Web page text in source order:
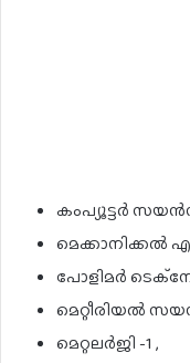
കംപ്യൂട്ടർ
മെക്കാനിക്കൽ
പോളിമർ
മെറ്റീരിയൽ
മെറ്റലർജി -1 ,